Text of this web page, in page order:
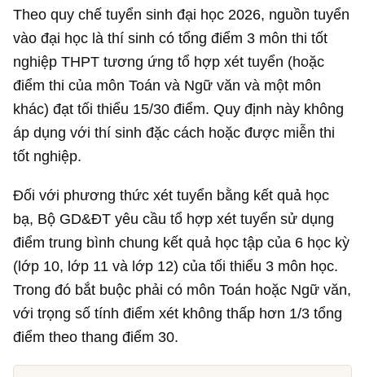
Theo quy chế tuyển sinh đại học 2026, nguồn tuyển
vào đại học là thí sinh có tổng điểm 3 môn thi tốt
nghiệp THPT tương ứng tổ hợp xét tuyển (hoặc
điểm thi của môn Toán và Ngữ văn và một môn
khác) đạt tối thiểu 15/30 điểm. Quy định này không
áp dụng với thí sinh đặc cách hoặc được miễn thi
tốt nghiệp.
Đối với phương thức xét tuyển bằng kết quả học
bạ, Bộ GD&ĐT yêu cầu tổ hợp xét tuyển sử dụng
điểm trung bình chung kết quả học tập của 6 học kỳ
(lớp 10, lớp 11 và lớp 12) của tối thiểu 3 môn học.
Trong đó bắt buộc phải có môn Toán hoặc Ngữ văn,
với trọng số tính điểm xét không thấp hơn 1/3 tổng
điểm theo thang điểm 30.